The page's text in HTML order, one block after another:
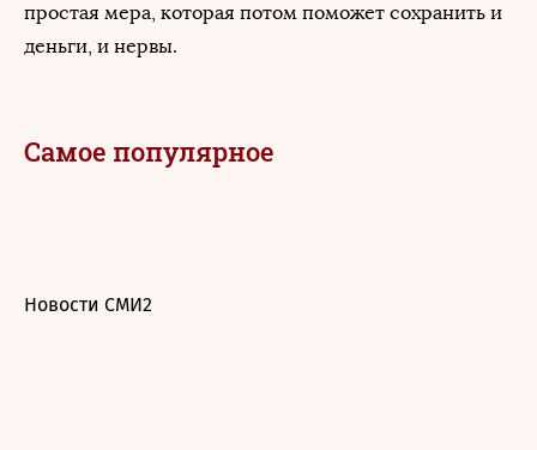
простая мера, которая потом поможет сохранить и
деньги, и нервы.
Самое популярное
Новости СМИ2